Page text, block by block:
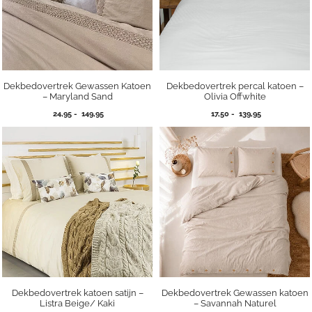
Dekbedovertrek Gewassen Katoen
– Maryland Sand
24,95 - 149,95Prijsklasse:
149,95
Dekbedovertrek percal katoen –
Olivia Offwhite
17,50 - 139,95Prijsklasse:
139,95
Dekbedovertrek katoen satijn –
Listra Beige/ Kaki
Dekbedovertrek Gewassen katoen
– Savannah Naturel